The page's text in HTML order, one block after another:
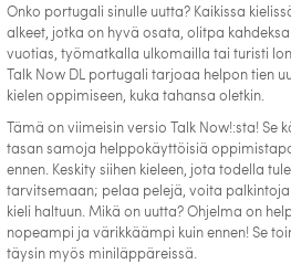
Onko portugali sinulle uutta? Kaikissa
alkeet, jotka on hyvä osata, olitpa
vuotias, työmatkalla ulkomailla tai turisti
Talk Now DL portugali tarjoaa helpon tien
kielen oppimiseen, kuka tahansa oletkin.
Tämä on viimeisin versio Talk Now!:sta! Se
tasan samoja helppokäyttöisiä
ennen. Keskity siihen kieleen, jota todella
tarvitsemaan; pelaa pelejä, voita
kieli haltuun. Mikä on uutta? Ohjelma on
nopeampi ja värikkäämpi kuin ennen! Se
täysin myös miniläppäreissä.